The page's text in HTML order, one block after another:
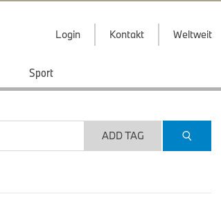
Login Kontakt Weltweit
Sport
ADD TAG